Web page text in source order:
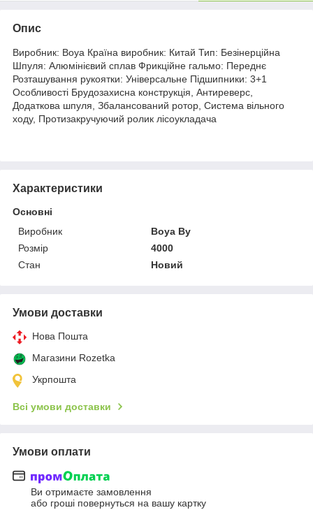
Опис
Виробник: Boya Країна виробник: Китай Тип: Безінерційна
Шпуля: Алюмінієвий сплав Фрикційне гальмо: Переднє
Розташування рукоятки: Універсальне Підшипники: 3+1
Особливості Брудозахисна конструкція, Антиреверс,
Додаткова шпуля, Збалансований ротор, Система вільного
ходу, Протизакручуючий ролик лісоукладача
Характеристики
Основні
Виробник
Boya By
Розмір
4000
Стан
Новий
Умови доставки
Нова Пошта
Магазини Rozetka
Укрпошта
Всі умови доставки
Умови оплати
Ви отримаєте замовлення
або гроші повернуться на вашу картку